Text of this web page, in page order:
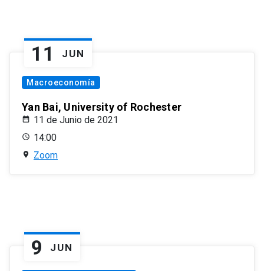
11 JUN
Macroeconomía
Yan Bai, University of Rochester
11 de Junio de 2021
14:00
Zoom
9 JUN